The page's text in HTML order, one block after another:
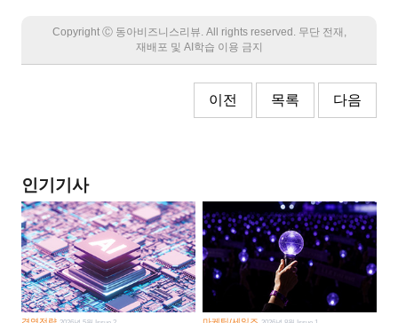
Copyright Ⓒ 동아비즈니스리뷰. All rights reserved. 무단 전재,
재배포 및 AI학습 이용 금지
이전 목록 다음
인기기사